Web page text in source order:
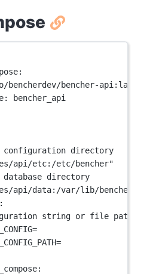
:
bencherdev/bencher-api:latest
:
bencher_api
configuration directory
api/etc:/etc/bencher"
database directory
api/data:/var/lib/bencher/
string or file path
: